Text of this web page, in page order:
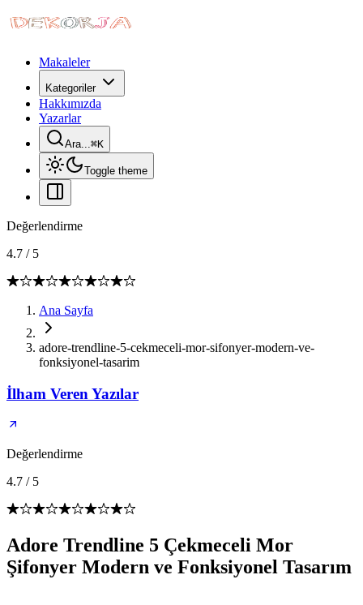
Makaleler
Kategoriler
Hakkımızda
Yazarlar
Ara...⌘K
Toggle theme
Değerlendirme
4.7 / 5
Ana Sayfa
adore-trendline-5-cekmeceli-mor-sifonyer-modern-ve-
fonksiyonel-tasarim
İlham Veren Yazılar
Değerlendirme
4.7 / 5
Adore Trendline 5 Çekmeceli Mor
Şifonyer Modern ve Fonksiyonel Tasarım